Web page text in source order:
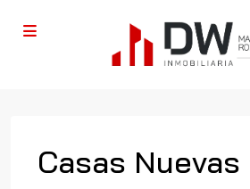
Casas Nuevas